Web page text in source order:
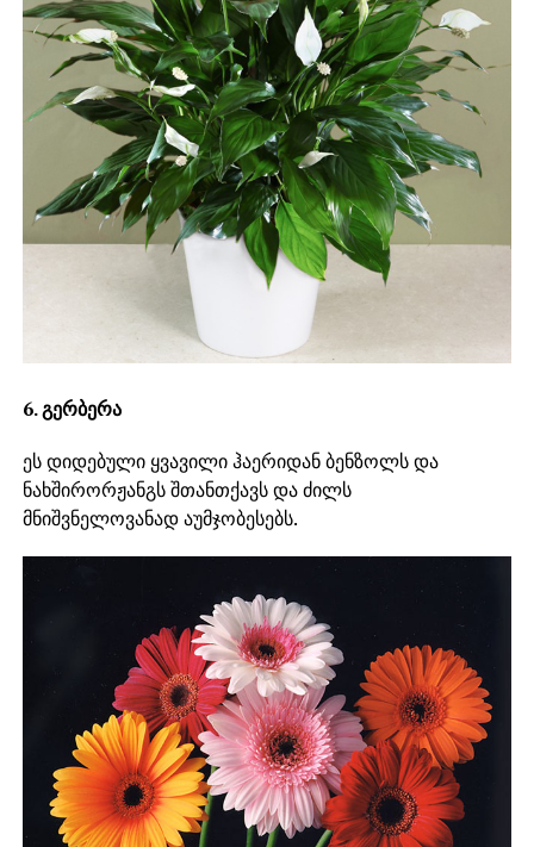
6. გერბერა
ეს დიდებული ყვავილი ჰაერიდან ბენზოლს და
ნახშირორჟანგს შთანთქავს და ძილს
მნიშვნელოვანად აუმჯობესებს.